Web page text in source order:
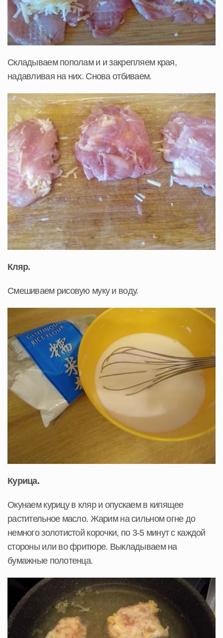
Складываем пополам и и закрепляем края,
надавливая на них. Снова отбиваем.
Кляр.
Смешиваем рисовую муку и воду.
Курица.
Окунаем курицу в кляр и опускаем в кипящее
растительное масло. Жарим на сильном огне до
немного золотистой корочки, по 3-5 минут с каждой
стороны или во фритюре. Выкладываем на
бумажные полотенца.